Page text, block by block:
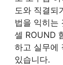
도와 직결되
법을 익히는
셀 ROUND
하고 실무에
있습니다.